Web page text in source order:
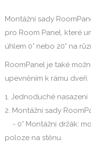
Montážní sady
pro Room Panel, které
úhlem 0° nebo 20° na
RoomPanel je také
upevněním k rámu dveří.
1. Jednoduché nasazení
2. Montážní sady
- 0° Montážní držák:
poloze na stěnu.